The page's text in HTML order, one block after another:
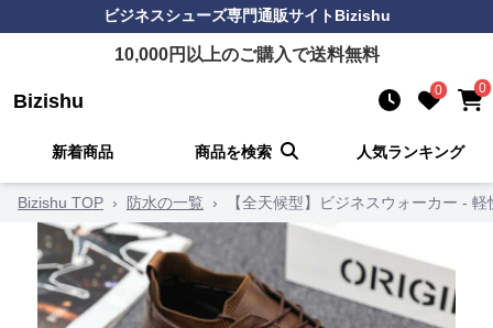
ビジネスシューズ専門通販サイトBizishu
10,000円以上のご購入で送料無料
Bizishu 0 0
新着商品 商品を検索 人気ランキング
Bizishu TOP › 防水の一覧 › 【全天候型】ビジネスウォーカー - 軽